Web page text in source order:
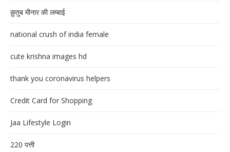
क़ुतुब मीनार की लम्बाई
national crush of india female
cute krishna images hd
thank you coronavirus helpers
Credit Card for Shopping
Jaa Lifestyle Login
220 पत्ती